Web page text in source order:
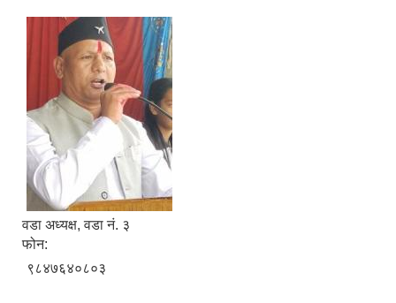
वडा अध्यक्ष, वडा नं. ३
फोन:
९८४७६४०८०३